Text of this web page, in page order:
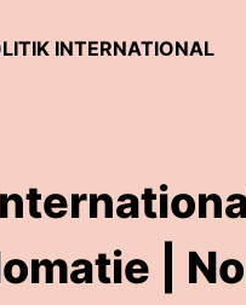
INTERNATIONAL
|